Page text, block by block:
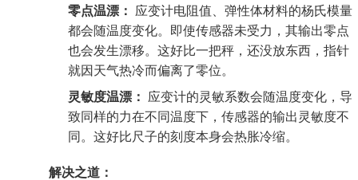
零点温漂：
应变计电阻值、弹性体材料的杨氏模量
都会随温度变化。即使传感器未受力，其输出零点
也会发生漂移。这好比一把秤，还没放东西，指针
就因天气热冷而偏离了零位。
灵敏度温漂：
应变计的灵敏系数会随温度变化，导
致同样的力在不同温度下，传感器的输出灵敏度不
同。这好比尺子的刻度本身会热胀冷缩。
解决之道：